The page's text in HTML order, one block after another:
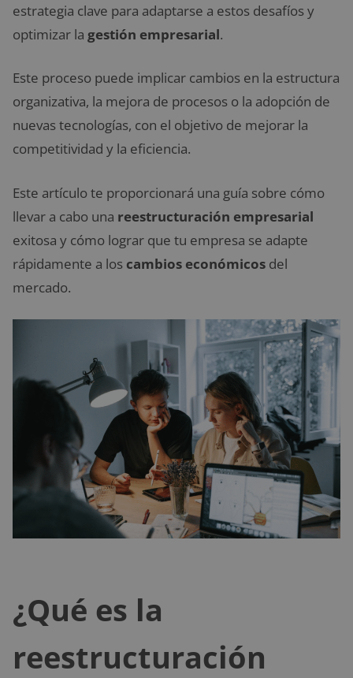
estrategia clave para adaptarse a estos desafíos y
optimizar la gestión empresarial.
Este proceso puede implicar cambios en la estructura
organizativa, la mejora de procesos o la adopción de
nuevas tecnologías, con el objetivo de mejorar la
competitividad y la eficiencia.
Este artículo te proporcionará una guía sobre cómo
llevar a cabo una reestructuración empresarial
exitosa y cómo lograr que tu empresa se adapte
rápidamente a los cambios económicos del
mercado.
¿Qué es la
reestructuración